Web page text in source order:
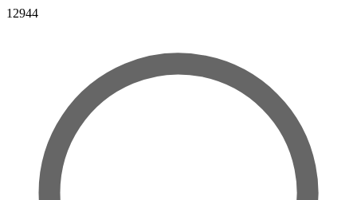
12944